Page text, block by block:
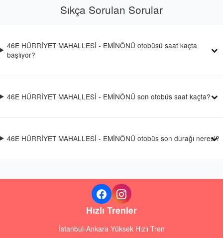
Sıkça Sorulan Sorular
46E HÜRRİYET MAHALLESİ - EMİNÖNÜ otobüsü saat kaçta
başlıyor?
46E HÜRRİYET MAHALLESİ - EMİNÖNÜ son otobüs saat kaçta?
46E HÜRRİYET MAHALLESİ - EMİNÖNÜ otobüs son durağı neresi?
Hızlı Trenler
İstanbul-Ankara Yüksek Hızlı Tren